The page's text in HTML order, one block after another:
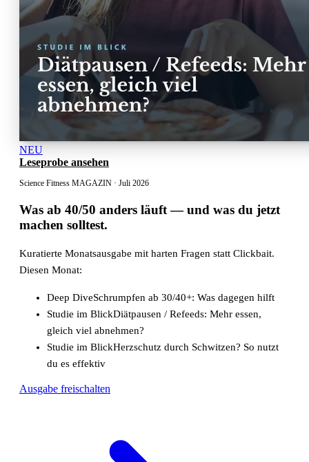
NEU
Leseprobe ansehen
Science Fitness MAGAZIN · Juli 2026
Was ab 40/50 anders läuft— und was du jetzt
machen solltest.
Kuratierte Monatsausgabe mit harten Fragen statt Clickbait.
Diesen Monat:
Deep DiveSchrumpfen ab 30/40+: Was dagegen hilft
Studie im BlickDiätpausen / Refeeds: Mehr essen,
gleich viel abnehmen?
Studie im BlickHerzschutz durch Schwitzen? So nutzt
du es effektiv
Ausgabe freischalten